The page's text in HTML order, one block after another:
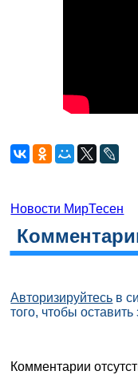
Новости МирТесен
Авторизируйтесь в
того, чтобы оставить
Комментарии